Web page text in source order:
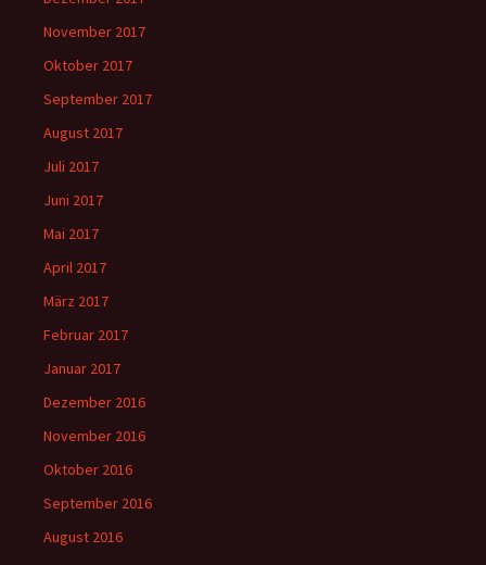
November 2017
Oktober 2017
September 2017
August 2017
Juli 2017
Juni 2017
Mai 2017
April 2017
März 2017
Februar 2017
Januar 2017
Dezember 2016
November 2016
Oktober 2016
September 2016
August 2016